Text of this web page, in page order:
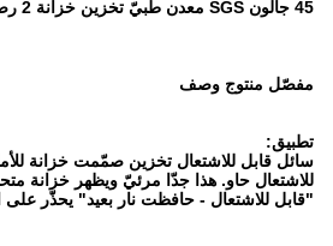
45 جالون SGS معدن طبيّ تخزين خزانة 2 رصيف صخري لمختبر
مفصّل منتوج وصف
تطبيق:
سائل قابل للاشتعال تخزين صمّمت خزانة
"قابل للاشتعال - حافظت نار بعيد" يحذّر على